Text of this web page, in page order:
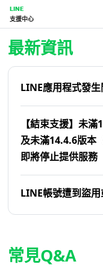
LINE
支援中心
首頁 | LINE支援中心
最新資訊
LINE應用程式發
【結束支援】未
及未滿14.4.6版本
即將停止提供服務
LINE帳號遭到盜
常見Q&A